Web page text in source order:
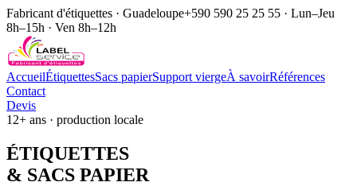
Fabricant d'étiquettes · Guadeloupe+590 590 25 25 55 · Lun–Jeu
8h–15h · Ven 8h–12h
AccueilÉtiquettesSacs papierSupport viergeÀ savoirRéférences
Contact
Devis
12+ ans · production locale
ÉTIQUETTES
& SACS PAPIER